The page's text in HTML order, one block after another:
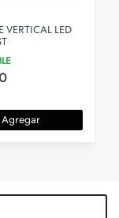
VERTICAL LED
Agregar